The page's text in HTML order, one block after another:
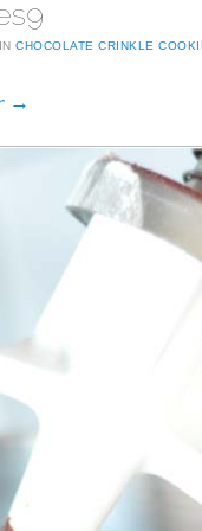
IN CHOCOLATE CRINKLE
→